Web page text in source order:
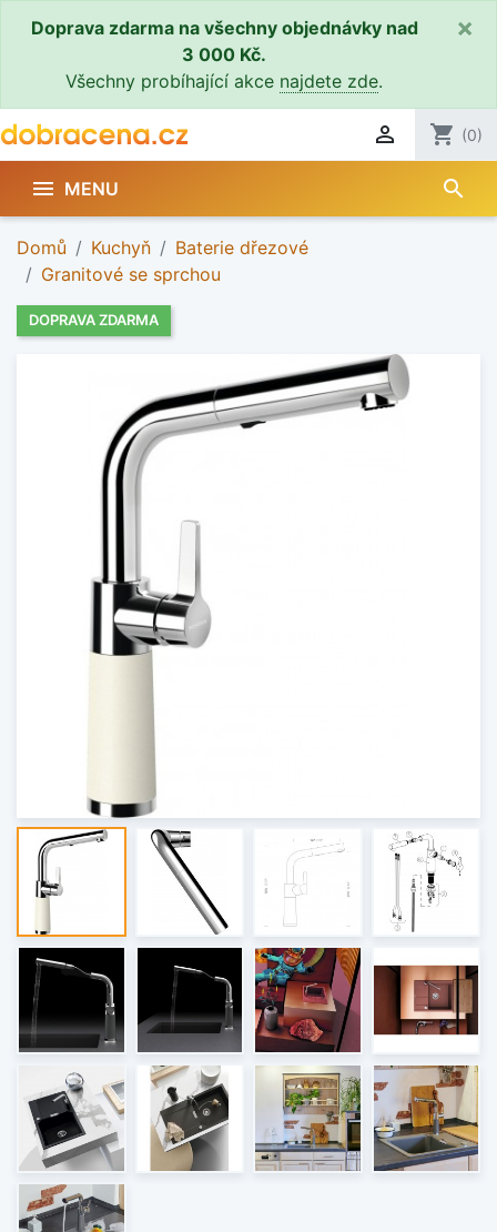
Doprava zdarma na všechny objednávky nad
3 000 Kč.
Všechny probíhající akce najdete zde.
×
 shopping_cart (0)
 MENU search
Domů Kuchyň
Baterie dřezové
Granitové se sprchou
DOPRAVA ZDARMA